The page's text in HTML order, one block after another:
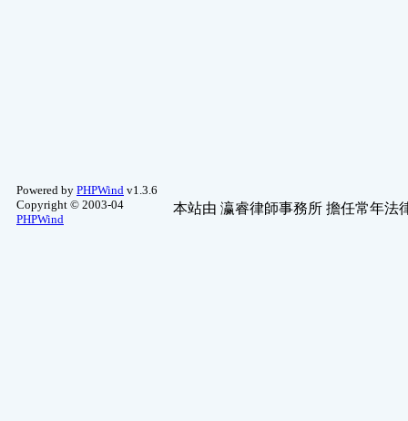
Powered by PHPWind v1.3.6
Copyright © 2003-04
PHPWind
本站由 瀛睿律師事務所 擔任常年法